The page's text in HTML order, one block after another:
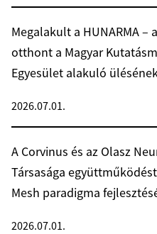
Megalakult a HUNARMA –
otthont a Magyar
Egyesület alakuló
2026.07.01.
A Corvinus és az Olasz
Társasága
Mesh paradigma
2026.07.01.